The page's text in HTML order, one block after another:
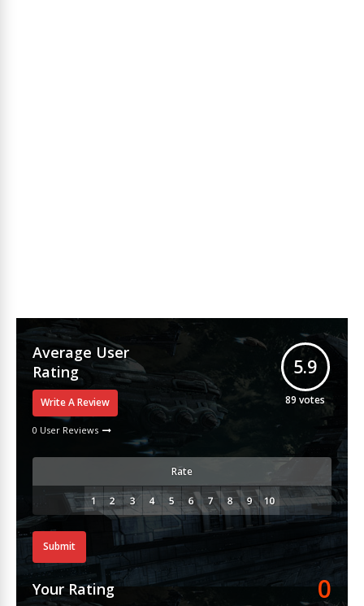
Average User
Rating
Write A Review
0 User Reviews
5.9
89 votes
Rate
Submit
Your Rating 0